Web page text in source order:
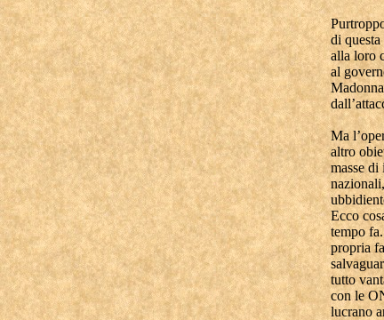
di
alla loro
al
Ma
altro
masse
Ecco
tempo
propria
tutto
con le
lucrano